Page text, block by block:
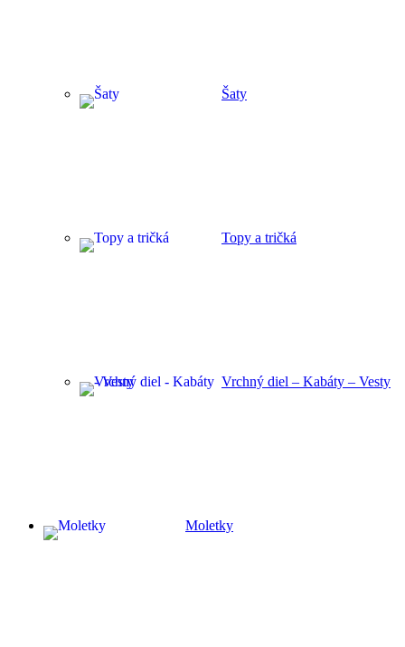
Šaty
Topy a tričká
Vrchný diel – Kabáty – Vesty
Moletky